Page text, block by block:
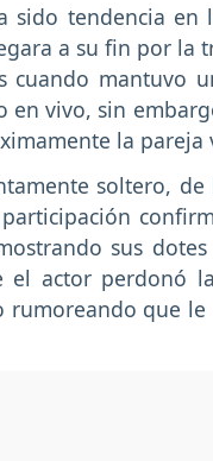
sido tendencia en
a su fin por la
cuando mantuvo
vivo, sin
la
soltero,
sus
actor perdonó
rumoreando que